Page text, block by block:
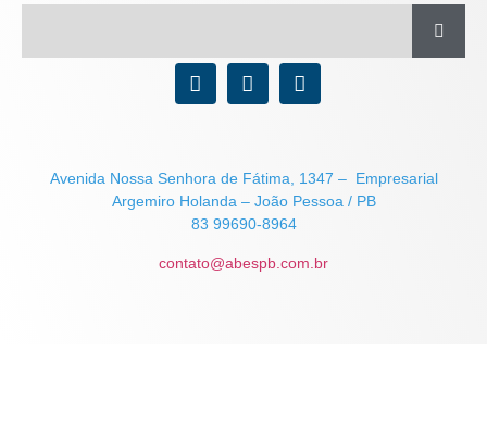
Avenida Nossa Senhora de Fátima, 1347 – Empresarial
Argemiro Holanda – João Pessoa / PB
83 99690-8964
contato@abespb.com.br